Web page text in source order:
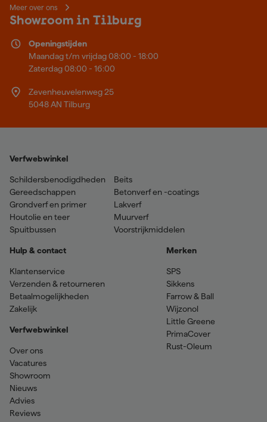
Meer over ons
Showroom in Tilburg
Openingstijden
Maandag t/m vrijdag 08:00 - 18:00
Zaterdag 08:00 - 16:00
Zevenheuvelenweg 25
5048 AN Tilburg
Verfwebwinkel
Schildersbenodigdheden
Gereedschappen
Grondverf en primer
Houtolie en teer
Spuitbussen
Beits
Betonverf en -coatings
Lakverf
Muurverf
Voorstrijkmiddelen
Hulp & contact
Klantenservice
Verzenden & retourneren
Betaalmogelijkheden
Zakelijk
Verfwebwinkel
Over ons
Vacatures
Showroom
Nieuws
Advies
Reviews
Merken
SPS
Sikkens
Farrow & Ball
Wijzonol
Little Greene
PrimaCover
Rust-Oleum